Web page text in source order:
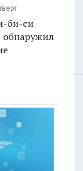
би-си
обнаружил